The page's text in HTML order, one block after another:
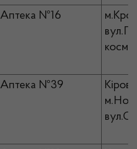
Аптека №16
Аптека №39